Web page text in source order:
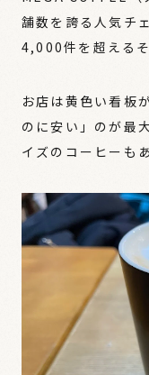
舗数を誇る人気チ
4,000件を超えるそ
お店は黄色い看板
のに安い」のが最
イズのコーヒーも